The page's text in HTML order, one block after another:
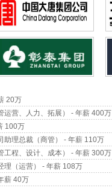
20万
运营、人力、拓展） - 年薪 400万
100万
助理总裁（商管） - 年薪 110万
工程、设计、成本） - 年薪 300万
理（运营） - 年薪 108万
薪 40万